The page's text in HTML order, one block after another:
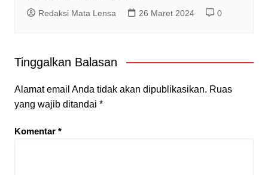
Redaksi Mata Lensa 26 Maret 2024 0
Tinggalkan Balasan
Alamat email Anda tidak akan dipublikasikan. Ruas
yang wajib ditandai *
Komentar *